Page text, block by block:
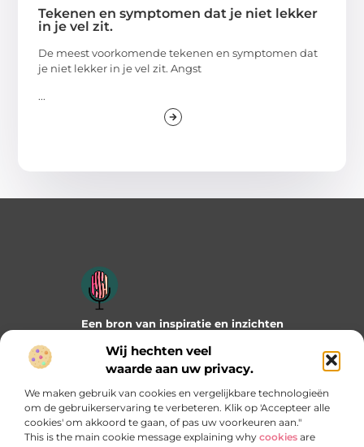
Wij hechten veel
waarde aan uw privacy.
We maken gebruik van cookies en vergelijkbare technologieën
om de gebruikerservaring te verbeteren. Klik op 'Accepteer alle
cookies' om akkoord te gaan, of pas uw voorkeuren aan."
This is the main cookie message explaining why cookies are
Tekenen en symptomen dat je niet lekker
in je vel zit.
De meest voorkomende tekenen en symptomen dat
je niet lekker in je vel zit. Angst
...
Een bron van inspiratie en inzichten
praktische tips en verrassende invalshoeken die je verder
helpen. Laat je inspireren door wat mogelijk is!
Bericht categorie